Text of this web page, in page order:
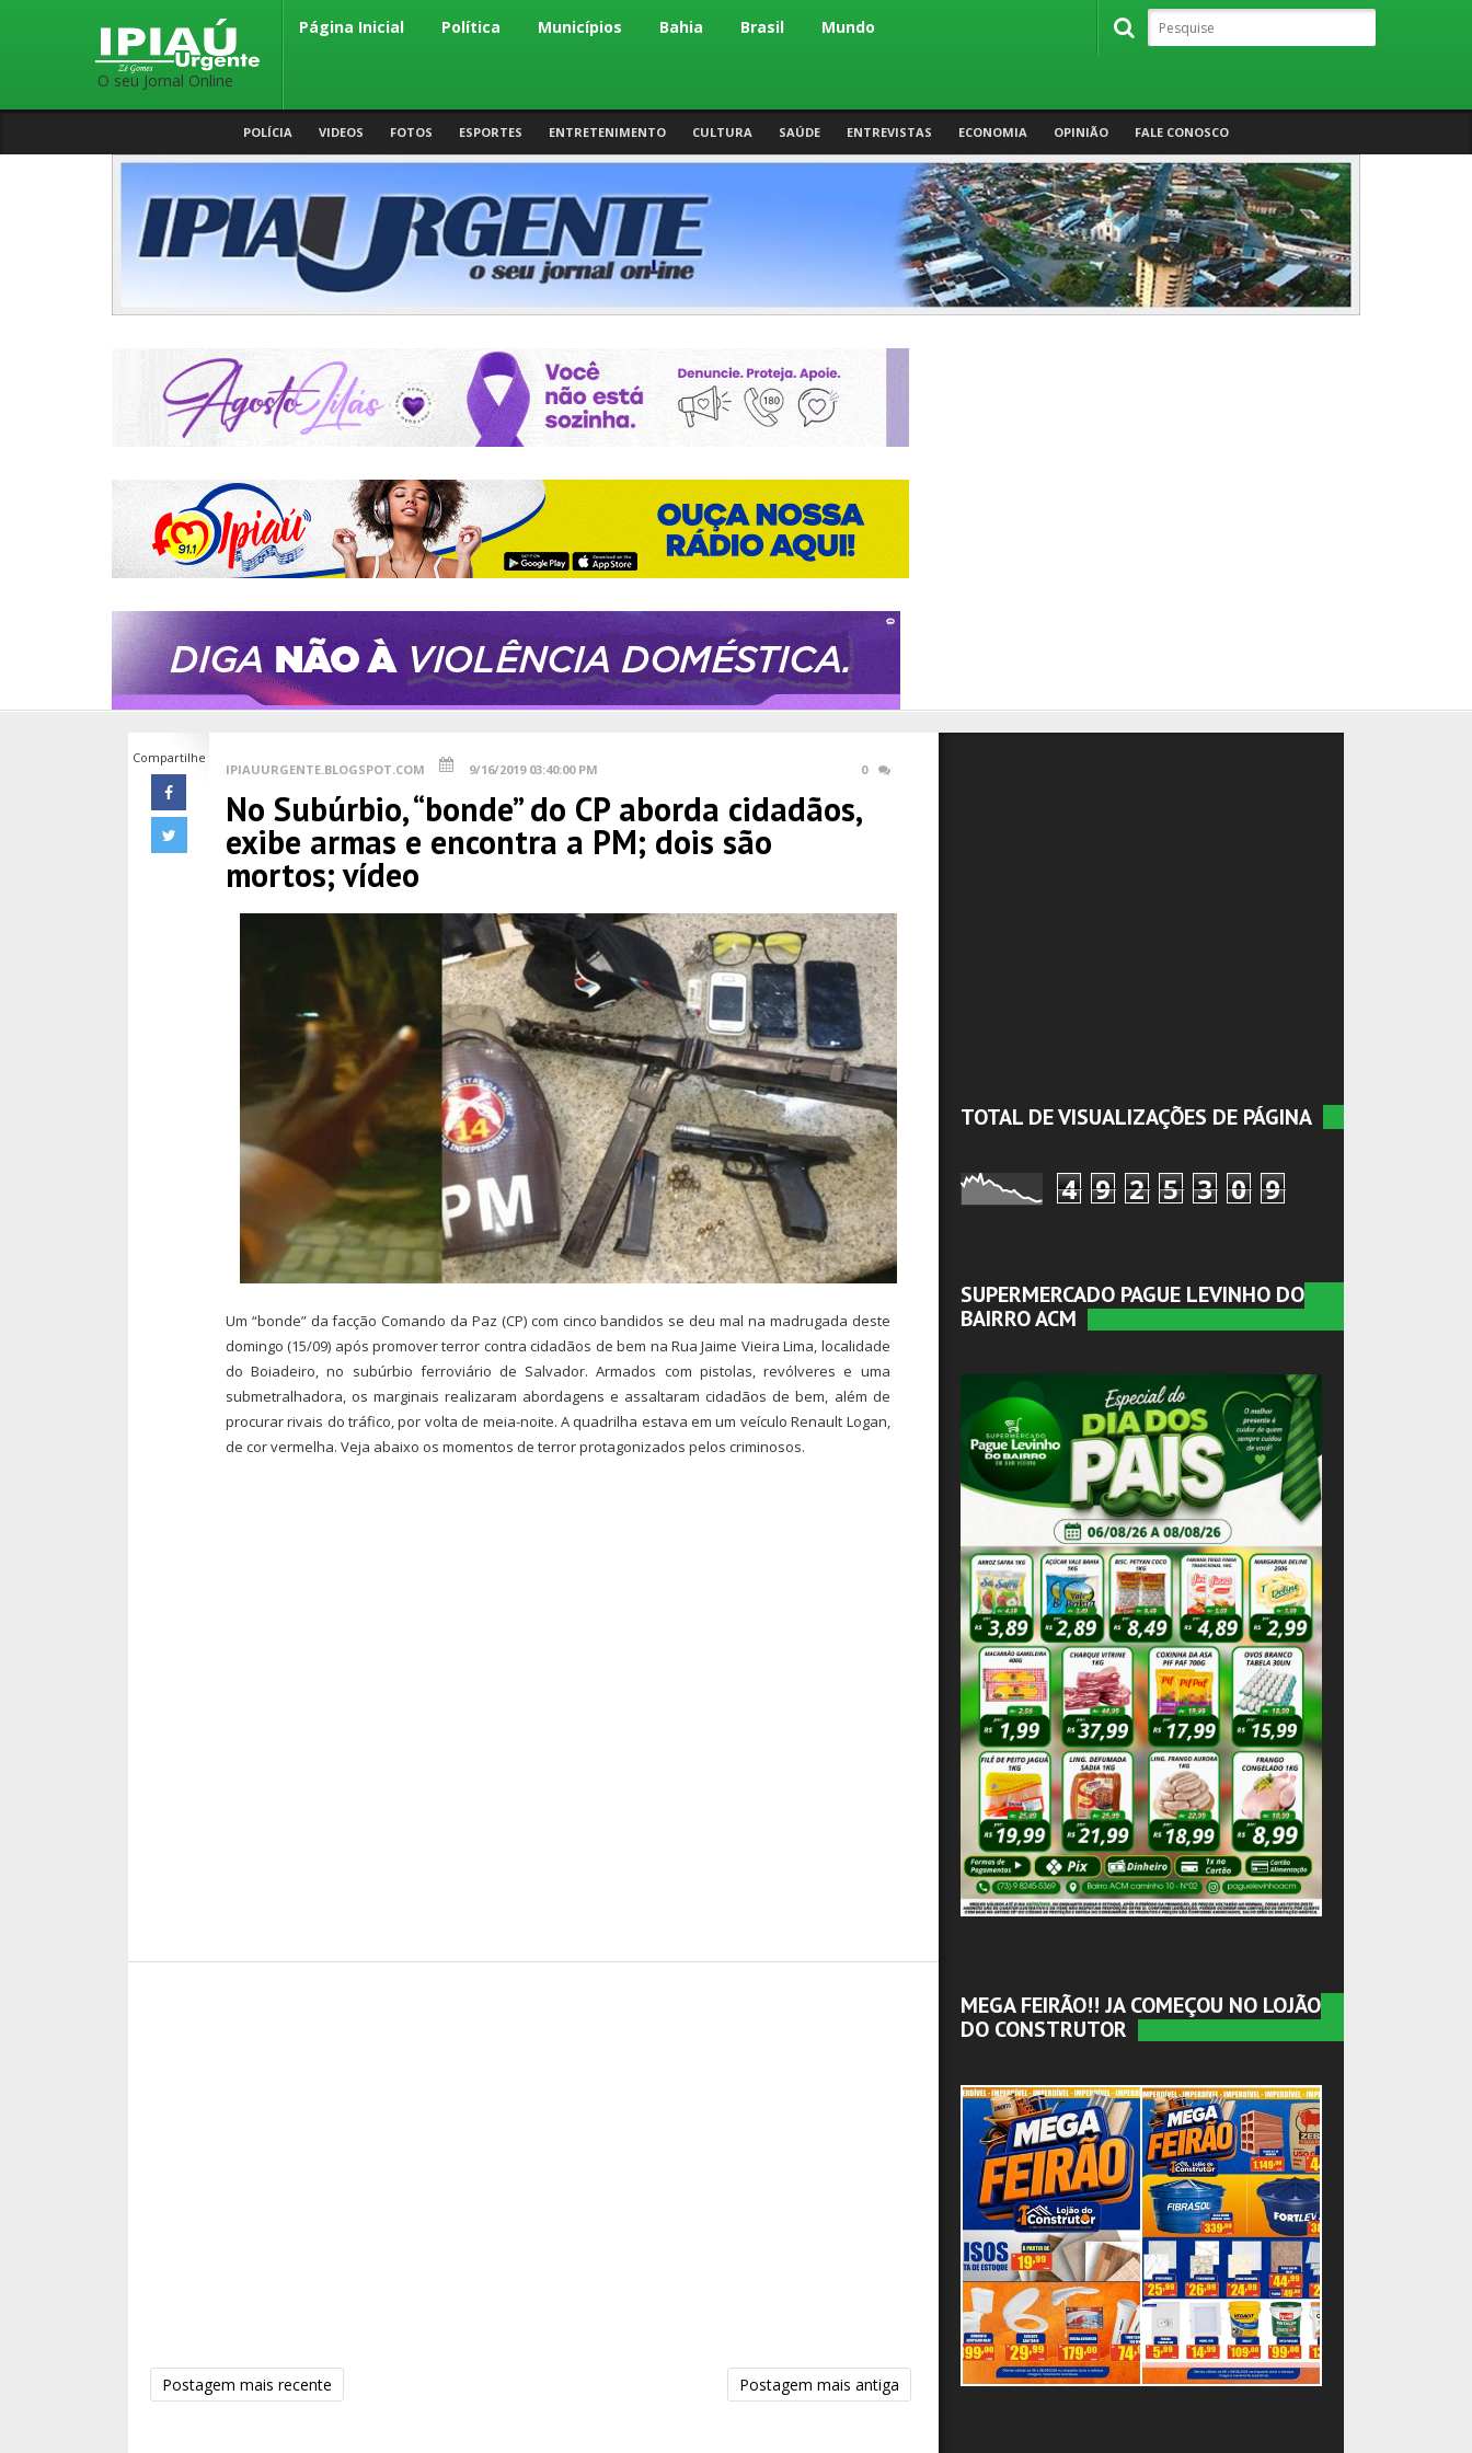
O seu Jornal Online
Página Inicial Política Municípios Bahia Brasil Mundo
POLÍCIA VIDEOS FOTOS ESPORTES ENTRETENIMENTO CULTURA SAÚDE ENTREVISTAS ECONOMIA OPINIÃO FALE CONOSCO
Compartilhe
IPIAUURGENTE.BLOGSPOT.COM 9/16/2019 03:40:00 PM 0
No Subúrbio, “bonde” do CP aborda cidadãos,
exibe armas e encontra a PM; dois são
mortos; vídeo
Um “bonde” da facção Comando da Paz (CP) com cinco bandidos se deu mal na madrugada deste
domingo (15/09) após promover terror contra cidadãos de bem na Rua Jaime Vieira Lima, localidade
do Boiadeiro, no subúrbio ferroviário de Salvador. Armados com pistolas, revólveres e uma
submetralhadora, os marginais realizaram abordagens e assaltaram cidadãos de bem, além de
procurar rivais do tráfico, por volta de meia-noite. A quadrilha estava em um veículo Renault Logan,
de cor vermelha. Veja abaixo os momentos de terror protagonizados pelos criminosos.
Postagem mais recente Postagem mais antiga
TOTAL DE VISUALIZAÇÕES DE PÁGINA
4 9 2 5 3 0 9
SUPERMERCADO PAGUE LEVINHO DO
BAIRRO ACM
MEGA FEIRÃO!! JA COMEÇOU NO LOJÃO
DO CONSTRUTOR